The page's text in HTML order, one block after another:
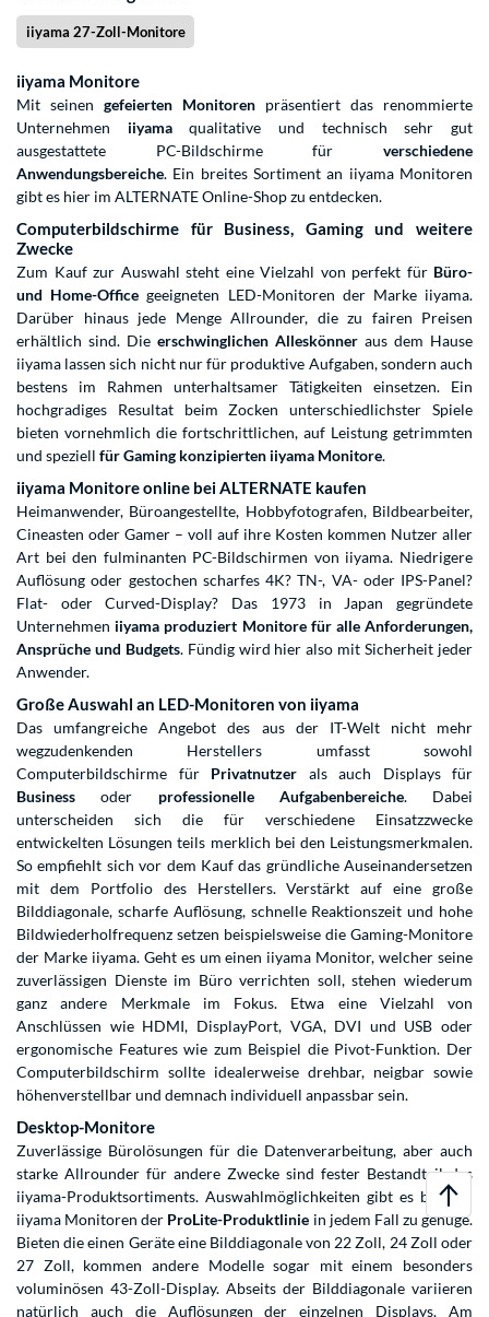
iiyama 27-Zoll-Monitore
iiyama Monitore
Mit seinen gefeierten Monitoren präsentiert das renommierte
Unternehmen iiyamaqualitative und technisch sehr gut
ausgestattete PC-Bildschirme für verschiedene
Anwendungsbereiche. Ein breites Sortiment an iiyama Monitoren
gibt es hier im ALTERNATE Online-Shop zu entdecken.
Computerbildschirme für Business, Gaming und weitere
Zwecke
Zum Kauf zur Auswahl steht eine Vielzahl von perfekt für Büro-
und Home-Office geeigneten LED-Monitoren der Marke iiyama.
Darüber hinaus jede Menge Allrounder, die zu fairen Preisen
erhältlich sind. Die erschwinglichen Alleskönner aus dem Hause
iiyama lassen sich nicht nur für produktive Aufgaben, sondern auch
bestens im Rahmen unterhaltsamer Tätigkeiten einsetzen. Ein
hochgradiges Resultat beim Zocken unterschiedlichster Spiele
bieten vornehmlich die fortschrittlichen, auf Leistung getrimmten
und speziell für Gaming konzipierten iiyama Monitore.
iiyama Monitore online bei ALTERNATE kaufen
Heimanwender, Büroangestellte, Hobbyfotografen, Bildbearbeiter,
Cineasten oder Gamer – voll auf ihre Kosten kommen Nutzer aller
Art bei den fulminanten PC-Bildschirmen von iiyama. Niedrigere
Auflösung oder gestochen scharfes 4K? TN-, VA- oder IPS-Panel?
Flat- oder Curved-Display? Das 1973 in Japan gegründete
Unternehmen iiyama produziert Monitore für alle Anforderungen,
Ansprüche und Budgets. Fündig wird hier also mit Sicherheit jeder
Anwender.
Große Auswahl an LED-Monitoren von iiyama
Das umfangreiche Angebot des aus der IT-Welt nicht mehr
wegzudenkenden Herstellers umfasst sowohl
Computerbildschirme für Privatnutzer als auch Displays für
Business oder professionelle Aufgabenbereiche. Dabei
unterscheiden sich die für verschiedene Einsatzzwecke
entwickelten Lösungen teils merklich bei den Leistungsmerkmalen.
So empfiehlt sich vor dem Kauf das gründliche Auseinandersetzen
mit dem Portfolio des Herstellers. Verstärkt auf eine große
Bilddiagonale, scharfe Auflösung, schnelle Reaktionszeit und hohe
Bildwiederholfrequenz setzen beispielsweise die Gaming-Monitore
der Marke iiyama. Geht es um einen iiyama Monitor, welcher seine
zuverlässigen Dienste im Büro verrichten soll, stehen wiederum
ganz andere Merkmale im Fokus. Etwa eine Vielzahl von
Anschlüssen wie HDMI, DisplayPort, VGA, DVI und USB oder
ergonomische Features wie zum Beispiel die Pivot-Funktion. Der
Computerbildschirm sollte idealerweise drehbar, neigbar sowie
höhenverstellbar und demnach individuell anpassbar sein.
Desktop-Monitore
Zuverlässige Bürolösungen für die Datenverarbeitung, aber auch
starke Allrounder für andere Zwecke sind fester Bestandteil des
iiyama-Produktsortiments. Auswahlmöglichkeiten gibt es bei den
iiyama Monitoren der ProLite-Produktlinie in jedem Fall zu genüge.
Bieten die einen Geräte eine Bilddiagonale von 22 Zoll, 24 Zoll oder
27 Zoll, kommen andere Modelle sogar mit einem besonders
voluminösen 43-Zoll-Display. Abseits der Bilddiagonale variieren
natürlich auch die Auflösungen der einzelnen Displays. Am